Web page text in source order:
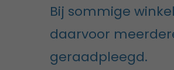
Bij sommige
daarvoor
geraadpleegd.